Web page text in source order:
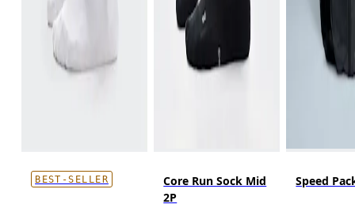
BEST-SELLER
Core Run Sock Mid
2P
Speed